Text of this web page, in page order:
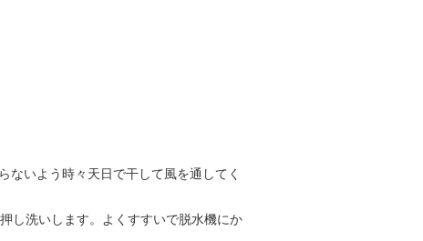
ないよう時々天日で干して風を通してく
し洗いします。よくすすいで脱水機にか